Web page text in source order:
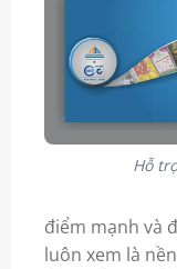
Hỗ
điểm mạnh và
luôn xem là